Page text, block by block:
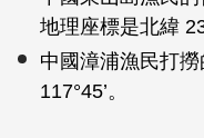
地理座標是北緯
中國漳浦漁民打撈
117°45’。